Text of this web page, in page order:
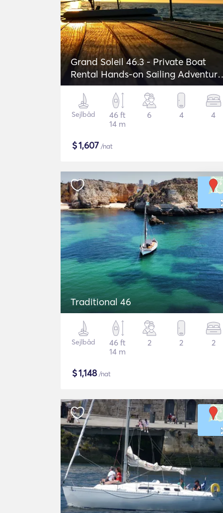
Grand Soleil 46.3 - Private Boat
Rental Hands-on Sailing Adventure
in Lagos
Sejlbåd
46 ft
14 m
6 4 4
$1,607 /nat
Traditional 46
Sejlbåd
46 ft
14 m
2 2 2
$1,148/nat